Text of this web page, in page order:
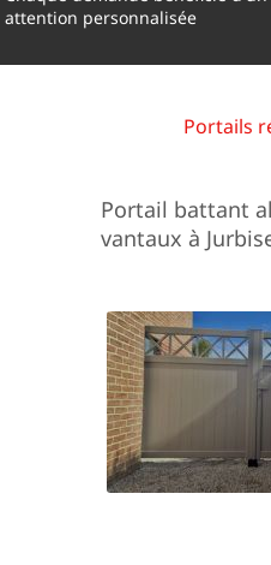
attention personnalisée
Portails
Portail battant
vantaux à